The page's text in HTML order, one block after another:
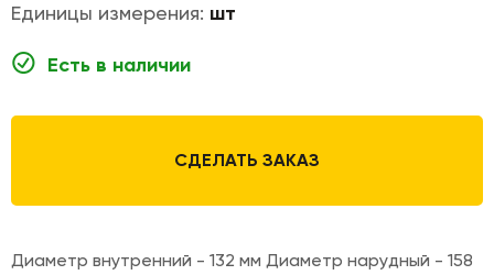
Единицы измерения: шт
Есть в наличии
СДЕЛАТЬ ЗАКАЗ
Диаметр внутренний - 132 мм Диаметр нарудный - 158